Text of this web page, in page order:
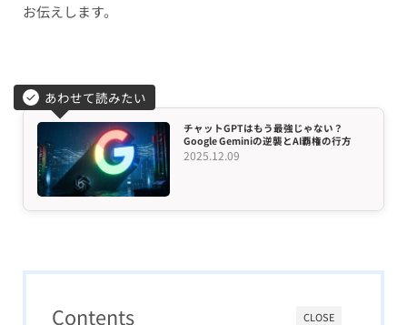
お伝えします。
あわせて読みたい
チャットGPTはもう最強じゃない？
Google Geminiの逆襲とAI覇権の行方
2025.12.09
CLOSE
Contents